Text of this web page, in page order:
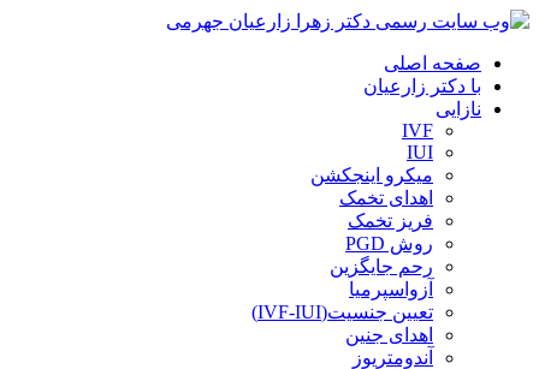
صفحه اصلی
با دکتر زارعیان
نازایی
IVF
IUI
میکرو اینجکشن
اهدای تخمک
فریز تخمک
روش PGD
رحم جایگزین
آزواسپرمیا
تعیین جنسیت(IVF-IUI)
اهدای جنین
آندومتریوز